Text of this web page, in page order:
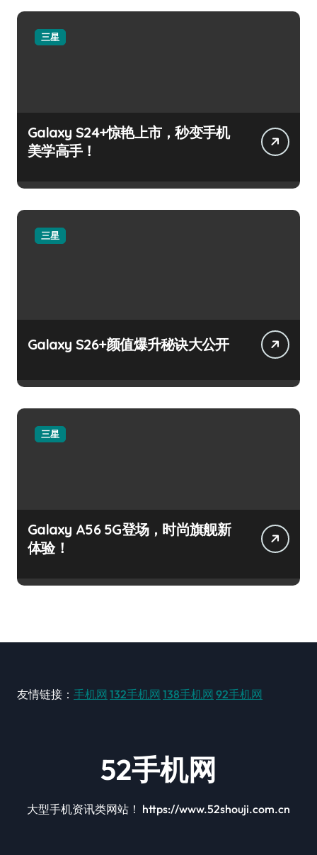
三星
Galaxy S24+惊艳上市，秒变手机
美学高手！
三星
Galaxy S26+颜值爆升秘诀大公开
三星
Galaxy A56 5G登场，时尚旗舰新
体验！
友情链接： 手机网 132手机网 138手机网 92手机网
52手机网
大型手机资讯类网站！ https://www.52shouji.com.cn